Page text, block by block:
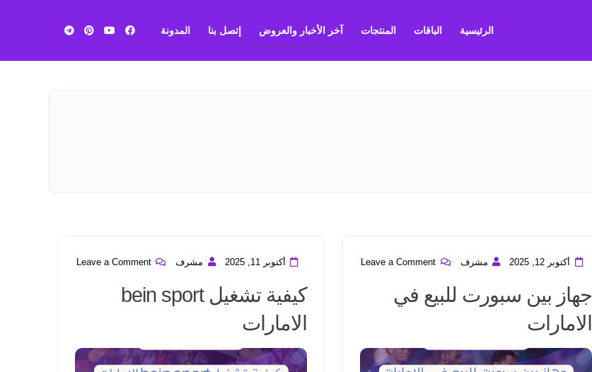
الرئيسية الباقات المنتجات آخر الأخبار والعروض إتصل بنا المدونة
أكتوبر 12, 2025 مشرف Leave a Comment
جهاز بين سبورت للبيع في
الامارات
أكتوبر 11, 2025 مشرف Leave a Comment
كيفية تشغيل bein sport
الامارات